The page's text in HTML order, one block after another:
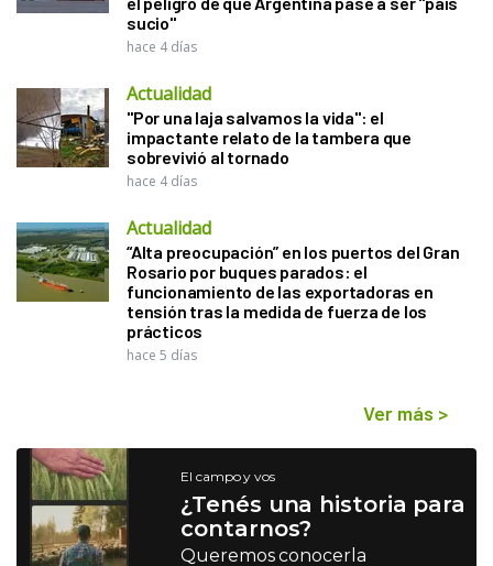
sucio"
hace 4 días
Actualidad
"Por una laja salvamos la vida": el
impactante relato de la tambera que
sobrevivió al tornado
hace 4 días
Actualidad
“Alta preocupación” en los puertos del Gran
Rosario por buques parados: el
funcionamiento de las exportadoras en
tensión tras la medida de fuerza de los
prácticos
hace 5 días
Ver más >
El campo y vos
¿Tenés una historia para
contarnos?
Queremos conocerla